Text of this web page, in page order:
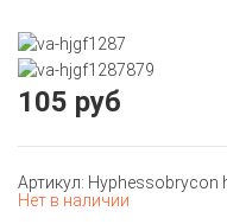
105 руб
Артикул: Hyphessobrycon
Нет в наличии